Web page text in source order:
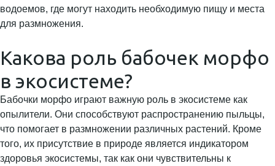
водоемов, где могут находить необходимую пищу и места
для размножения.
Какова роль бабочек морфо
в экосистеме?
Бабочки морфо играют важную роль в экосистеме как
опылители. Они способствуют распространению пыльцы,
что помогает в размножении различных растений. Кроме
того, их присутствие в природе является индикатором
здоровья экосистемы, так как они чувствительны к